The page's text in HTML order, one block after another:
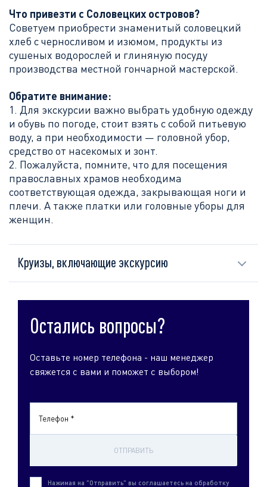
Что привезти с Соловецких островов?
Советуем приобрести знаменитый соловецкий
хлеб с черносливом и изюмом, продукты из
сушеных водорослей и глиняную посуду
производства местной гончарной мастерской.
Обратите внимание:
1. Для экскурсии важно выбрать удобную одежду
и обувь по погоде, стоит взять с собой питьевую
воду, а при необходимости — головной убор,
средство от насекомых и зонт.
2. Пожалуйста, помните, что для посещения
православных храмов необходима
соответствующая одежда, закрывающая ноги и
плечи. А также платки или головные уборы для
женщин.
Круизы, включающие экскурсию
Остались вопросы?
Оставьте номер телефона - наш менеджер
свяжется с вами и поможет с выбором!
Телефон *
ОТПРАВИТЬ
Нажимая на "Отправить" вы соглашаетесь на обработку